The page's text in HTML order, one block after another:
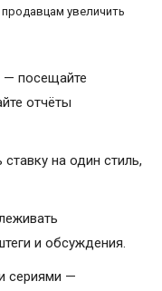
увеличить
— посещайте
отчёты
на один стиль,
и обсуждения.
сериями —